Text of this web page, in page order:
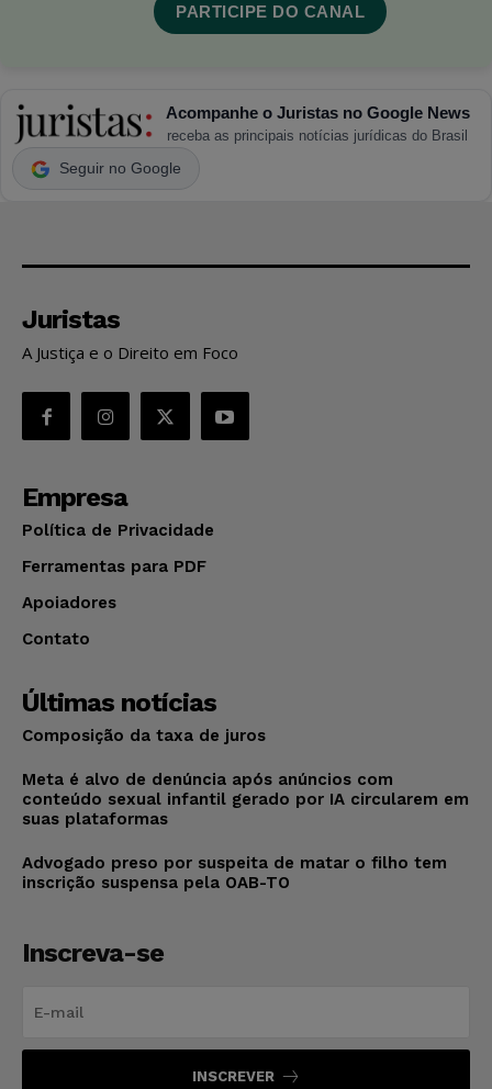
PARTICIPE DO CANAL
Acompanhe o Juristas no Google News
receba as principais notícias jurídicas do Brasil
Seguir no Google
Juristas
A Justiça e o Direito em Foco
Empresa
Política de Privacidade
Ferramentas para PDF
Apoiadores
Contato
Últimas notícias
Composição da taxa de juros
Meta é alvo de denúncia após anúncios com
conteúdo sexual infantil gerado por IA circularem em
suas plataformas
Advogado preso por suspeita de matar o filho tem
inscrição suspensa pela OAB-TO
Inscreva-se
INSCREVER